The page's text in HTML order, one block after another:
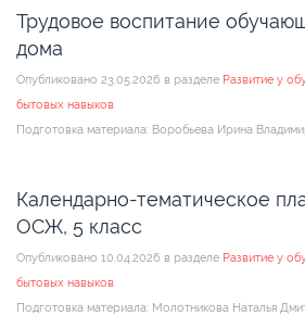
Трудовое воспитание
дома
Опубликовано 23.05.2026 в разделе Развитие у
бытовых навыков
Подготовка материала: Воробьева Ирина
Календарно-тематическое
ОСЖ, 5 класс
Опубликовано 10.04.2026 в разделе Развитие у
бытовых навыков
Подготовка материала: Молотникова Наталья